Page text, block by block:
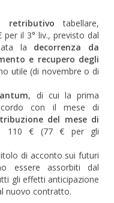
retributivo tabellare,
il 3° liv., previsto dal
la decorrenza da
e recupero degli
utile (di novembre o di
, di cui la prima
con il mese di
del mese di
110 € (77 € per gli
di acconto sui futuri
essere assorbiti dal
gli effetti anticipazione
nuovo contratto.